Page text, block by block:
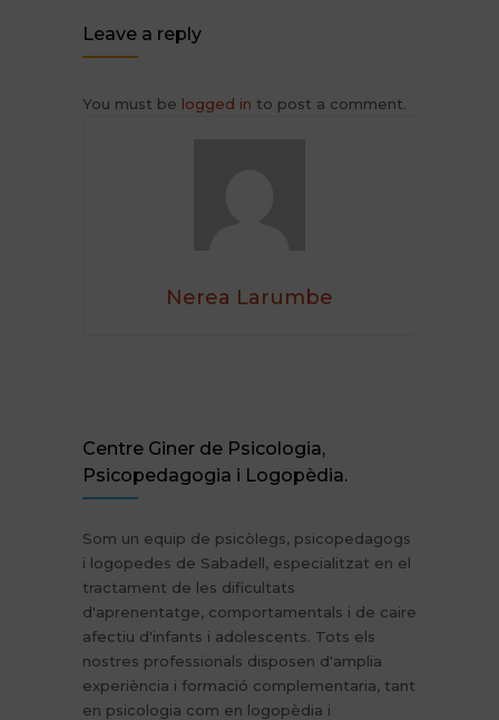
Leave a reply
You must be logged in to post a comment.
Nerea Larumbe
Centre Giner de Psicologia,
Psicopedagogia i Logopèdia.
Som un equip de psicòlegs, psicopedagogs
i logopedes de Sabadell, especialitzat en el
tractament de les dificultats
d'aprenentatge, comportamentals i de caire
afectiu d'infants i adolescents. Tots els
nostres professionals disposen d'amplia
experiència i formació complementaria, tant
en psicologia com en logopèdia i